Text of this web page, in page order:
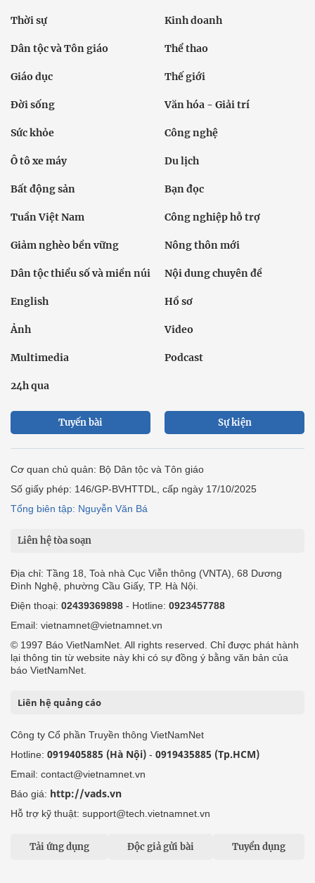
Thời sự Kinh doanh
Dân tộc và Tôn giáo Thể thao
Giáo dục Thế giới
Đời sống Văn hóa - Giải trí
Sức khỏe Công nghệ
Ô tô xe máy Du lịch
Bất động sản Bạn đọc
Tuần Việt Nam Công nghiệp hỗ trợ
Giảm nghèo bền vững Nông thôn mới
Dân tộc thiểu số và miền núi Nội dung chuyên đề
English Hồ sơ
Ảnh Video
Multimedia Podcast
24h qua
Tuyến bài Sự kiện
Cơ quan chủ quản: Bộ Dân tộc và Tôn giáo
Số giấy phép: 146/GP-BVHTTDL, cấp ngày 17/10/2025
Tổng biên tập: Nguyễn Văn Bá
Liên hệ tòa soạn
Địa chỉ: Tầng 18, Toà nhà Cục Viễn thông (VNTA), 68 Dương
Đình Nghệ, phường Cầu Giấy, TP. Hà Nội.
Điện thoại: 02439369898 - Hotline: 0923457788
Email: vietnamnet@vietnamnet.vn
© 1997 Báo VietNamNet. All rights reserved. Chỉ được phát hành
lại thông tin từ website này khi có sự đồng ý bằng văn bản của
báo VietNamNet.
Liên hệ quảng cáo
Công ty Cổ phần Truyền thông VietNamNet
Hotline: 0919405885 (Hà Nội) - 0919435885 (Tp.HCM)
Email: contact@vietnamnet.vn
Báo giá: http://vads.vn
Hỗ trợ kỹ thuật: support@tech.vietnamnet.vn
Tải ứng dụng Độc giả gửi bài Tuyển dụng